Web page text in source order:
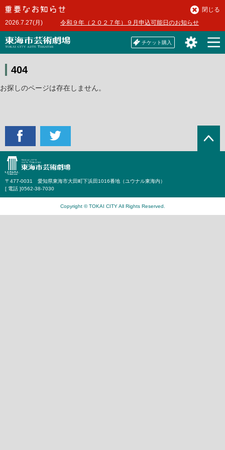
本
文
へ2026.7.27(月) 令和９年（２０２７年）９月申込可能日のお知らせ
閉じる
チケット購入
404
お探しのページは存在しません。
〒477-0031 愛知県東海市大田町下浜田1016番地（ユウナル東海内）
[ 電話 ]0562-38-7030
Copyright © TOKAI CITY All Rights Reserved.